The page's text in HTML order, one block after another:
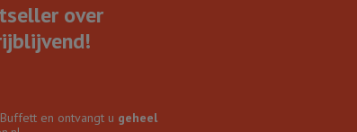
over
en ontvangt u geheel